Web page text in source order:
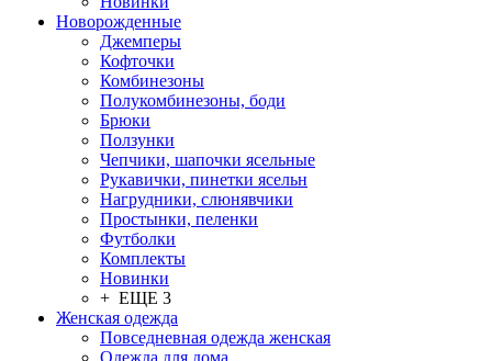
Новорожденные
Джемперы
Кофточки
Комбинезоны
Полукомбинезоны, боди
Брюки
Ползунки
Чепчики, шапочки ясельные
Рукавички, пинетки ясельн
Нагрудники, слюнявчики
Простынки, пеленки
Футболки
Комплекты
Новинки
+ ЕЩЕ 3
Женская одежда
Повседневная одежда женская
Одежда для дома